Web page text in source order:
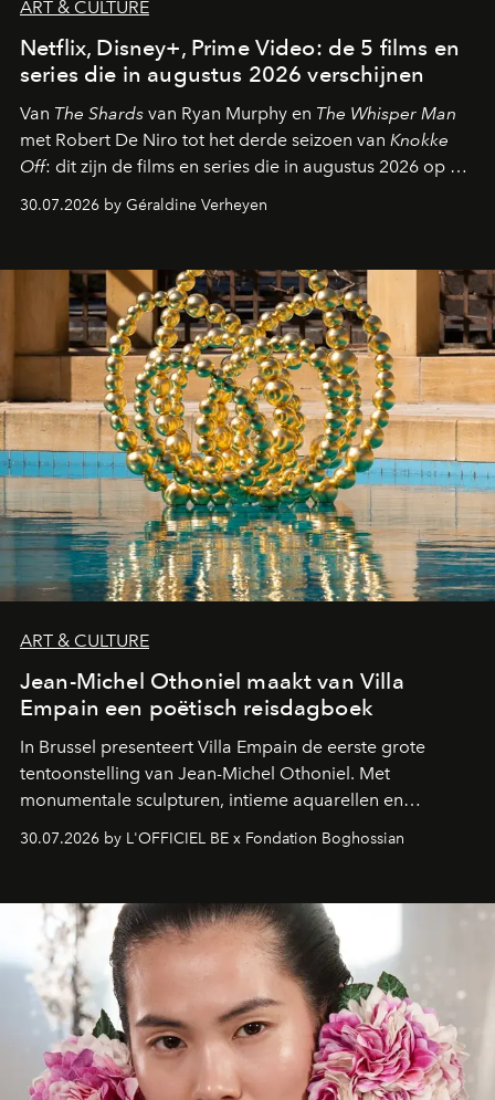
ART & CULTURE
Netflix, Disney+, Prime Video: de 5 films en
series die in augustus 2026 verschijnen
Van The Shards van Ryan Murphy en The Whisper Man
met Robert De Niro tot het derde seizoen van Knokke
Off: dit zijn de films en series die in augustus 2026 op de
30.07.2026 by Géraldine Verheyen
ART & CULTURE
Jean-Michel Othoniel maakt van Villa
Empain een poëtisch reisdagboek
In Brussel presenteert Villa Empain de eerste grote
tentoonstelling van Jean-Michel Othoniel. Met
monumentale sculpturen, intieme aquarellen en
een emotionele reis waarin elk werk de herinnering
moment van verwondering.
30.07.2026 by L'OFFICIEL BE x Fondation Boghossian